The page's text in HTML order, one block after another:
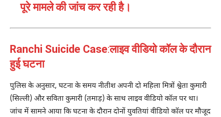
पूरे मामले की जांच कर रही है।
Ranchi Suicide Case:लाइव वीडियो कॉल के दौरान
हुई घटना
पुलिस के अनुसार, घटना के समय नीतीश अपनी दो महिला मित्रों श्वेता कुमारी
(सिल्ली) और सविता कुमारी (तमाड़) के साथ लाइव वीडियो कॉल पर था।
जांच में सामने आया कि घटना के दौरान दोनों युवतियां वीडियो कॉल पर मौजूद